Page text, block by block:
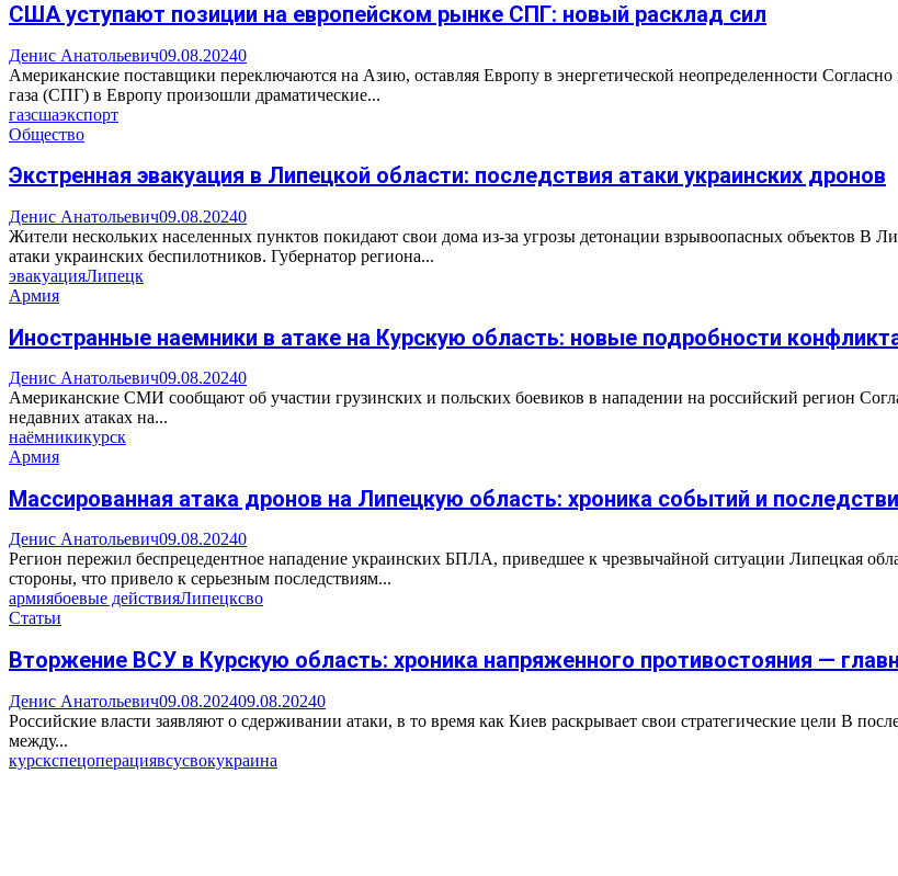
США уступают позиции на европейском рынке СПГ: новый расклад сил
Денис Анатольевич09.08.20240
Американские поставщики переключаются на Азию, оставляя Европу в энергетической неопределенности
газа (СПГ) в Европу произошли драматические...
газсшаэкспорт
Общество
Экстренная эвакуация в Липецкой области: последствия атаки украинских дронов
Денис Анатольевич09.08.20240
Жители нескольких населенных пунктов покидают свои дома из-за угрозы детонации взрывоопасных объектов В
атаки украинских беспилотников. Губернатор региона...
эвакуацияЛипецк
Армия
Иностранные наемники в атаке на Курскую область: новые подробности
Денис Анатольевич09.08.20240
Американские СМИ сообщают об участии грузинских и польских боевиков в нападении на российский регион
недавних атаках на...
наёмникикурск
Армия
Массированная атака дронов на Липецкую область: хроника событий и
Денис Анатольевич09.08.20240
Регион пережил беспрецедентное нападение украинских БПЛА, приведшее к чрезвычайной ситуации Липецкая
стороны, что привело к серьезным последствиям...
армиябоевые действияЛипецксво
Статьи
Вторжение ВСУ в Курскую область: хроника напряженного противостояния —
Денис Анатольевич09.08.202409.08.20240
Российские власти заявляют о сдерживании атаки, в то время как Киев раскрывает свои стратегические цели В
между...
курскспецоперациявсусвокукраина